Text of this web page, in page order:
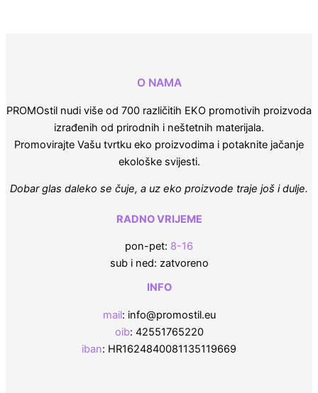
O NAMA
PROMOstil nudi više od 700 različitih EKO promotivih proizvoda
izrađenih od prirodnih i neštetnih materijala.
Promovirajte Vašu tvrtku eko proizvodima i potaknite jačanje
ekološke svijesti.
Dobar glas daleko se čuje, a uz eko proizvode traje još i dulje.
RADNO VRIJEME
pon-pet: 8-16
sub i ned: zatvoreno
INFO
mail: info@promostil.eu
oib: 42551765220
iban: HR1624840081135119669